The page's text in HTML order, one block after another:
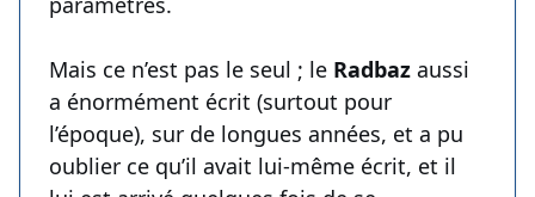
Mais ce n’est pas le seul ; le Radbaz aussi
a énormément écrit (surtout pour
l’époque), sur de longues années, et a pu
oublier ce qu’il avait lui-même écrit, et il